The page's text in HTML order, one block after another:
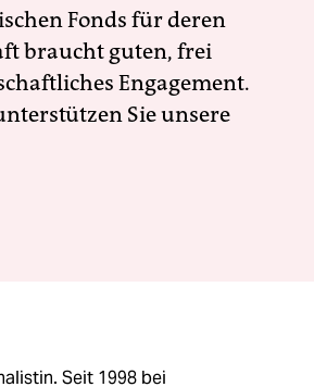
Fonds für deren
braucht guten, frei
Engagement.
Sie unsere
Seit 1998 bei